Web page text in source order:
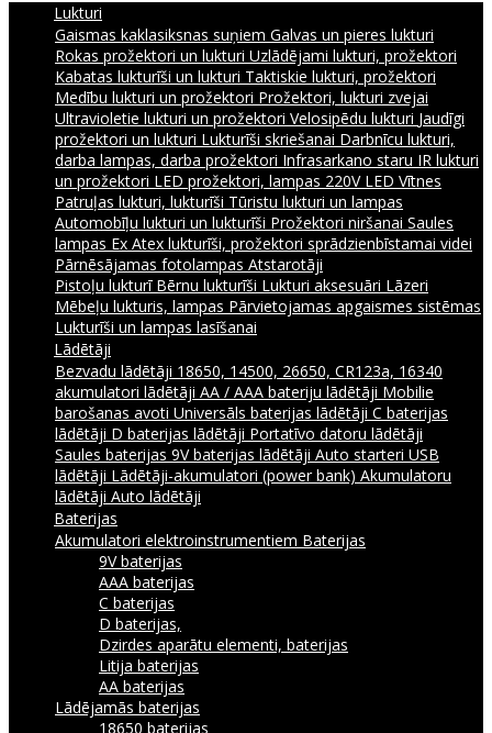
Lukturi
Gaismas kaklasiksnas suņiem Galvas un pieres lukturi
Rokas prožektori un lukturi Uzlādējami lukturi, prožektori
Kabatas lukturīši un lukturi Taktiskie lukturi, prožektori
Medību lukturi un prožektori Prožektori, lukturi zvejai
Ultravioletie lukturi un prožektori Velosipēdu lukturi Jaudīgi
prožektori un lukturi Lukturīši skriešanai Darbnīcu lukturi,
darba lampas, darba prožektori Infrasarkano staru IR lukturi
un prožektori LED prožektori, lampas 220V LED Vītnes
Patruļas lukturi, lukturīši Tūristu lukturi un lampas
Automobīļu lukturi un lukturīši Prožektori niršanai Saules
lampas Ex Atex lukturīši, prožektori sprādzienbīstamai videi
Pārnēsājamas fotolampas Atstarotāji
Pistoļu lukturī Bērnu lukturīši Lukturi aksesuāri Lāzeri
Mēbeļu lukturis, lampas Pārvietojamas apgaismes sistēmas
Lukturīši un lampas lasīšanai
Lādētāji
Bezvadu lādētāji 18650, 14500, 26650, CR123a, 16340
akumulatori lādētāji AA / AAA bateriju lādētāji Mobilie
barošanas avoti Universāls baterijas lādētāji C baterijas
lādētāji D baterijas lādētāji Portatīvo datoru lādētāji
Saules baterijas 9V baterijas lādētāji Auto starteri USB
lādētāji Lādētāji-akumulatori (power bank) Akumulatoru
lādētāji Auto lādētāji
Baterijas
Akumulatori elektroinstrumentiem Baterijas
9V baterijas
AAA baterijas
C baterijas
D baterijas,
Dzirdes aparātu elementi, baterijas
Litija baterijas
AA baterijas
Lādējamās baterijas
18650 baterijas